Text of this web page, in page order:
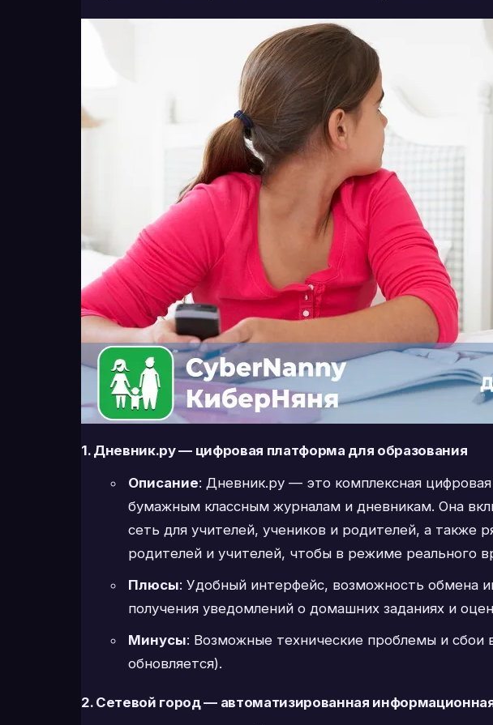
1. Дневник.ру — цифровая платформа для образования
Описание: Дневник.ру — это комплексная
бумажным классным журналам и дневникам. Она
сеть для учителей, учеников и родителей, а также
родителей и учителей, чтобы в режиме реального
Плюсы: Удобный интерфейс, возможность обмена
получения уведомлений о домашних заданиях и
Минусы: Возможные технические проблемы и сбои
обновляется).
2. Сетевой город — автоматизированная